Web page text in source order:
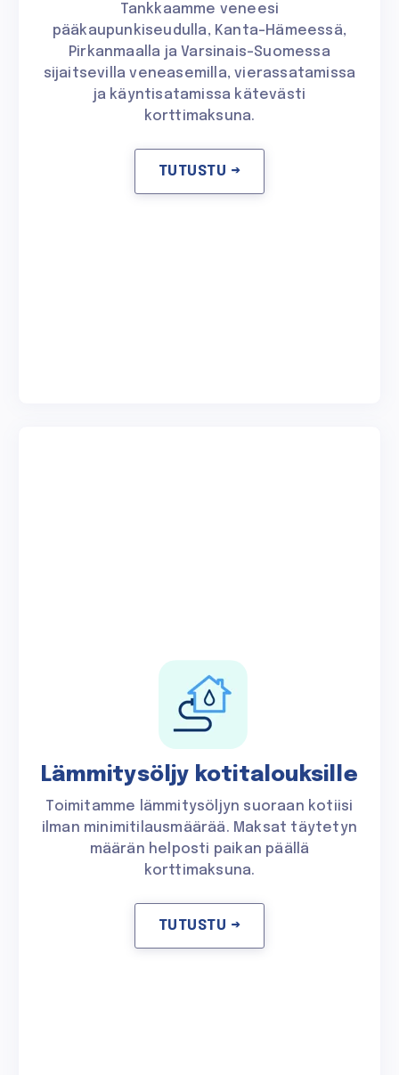
Tankkaamme veneesi
pääkaupunkiseudulla, Kanta-Hämeessä,
Pirkanmaalla ja Varsinais-Suomessa
sijaitsevilla veneasemilla, vierassatamissa
ja käyntisatamissa kätevästi
korttimaksuna.
TUTUSTU →
Lämmitysöljy kotitalouksille
Toimitamme lämmitysöljyn suoraan kotiisi
ilman minimitilausmäärää. Maksat täytetyn
määrän helposti paikan päällä
korttimaksuna.
TUTUSTU →